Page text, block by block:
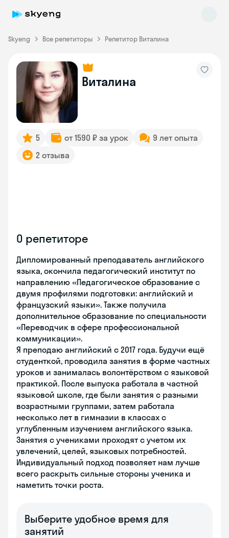
Skyeng Все репетиторы Репетитор Виталина
Виталина
5 от 1590 ₽ за урок
9 лет опыта
2 отзыва
О репетиторе
Дипломированный преподаватель английского
языка, окончила педагогический институт по
направлению «Педагогическое образование с
двумя профилями подготовки: английский и
французский языки». Также получила
дополнительное образование по специальности
«Переводчик в сфере профессиональной
коммуникации».
Я преподаю английский с 2017 года. Будучи ещё
студенткой, проводила занятия в форме частных
уроков и занималась волонтёрством с языковой
практикой. После выпуска работала в частной
языковой школе, где были занятия с разными
возрастными группами, затем работала
несколько лет в гимназии в классах с
углубленным изучением английского языка.
Занятия с учениками проходят с учетом их
увлечений, целей, языковых потребностей.
Индивидуальный подход позволяет нам лучше
всего раскрыть сильные стороны ученика и
наметить точки роста.
Выберите удобное время для
занятий
Skyeng Chat
online